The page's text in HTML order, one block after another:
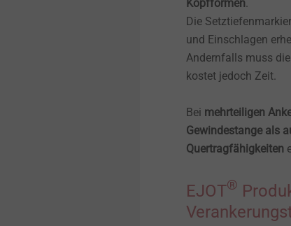
Kopfformen.
Die
und Einschlagen
Andernfalls muss
kostet jedoch Zeit.
Bei mehrteiligen
Gewindestangeals
Quertragfähigkeiten
EJOT®